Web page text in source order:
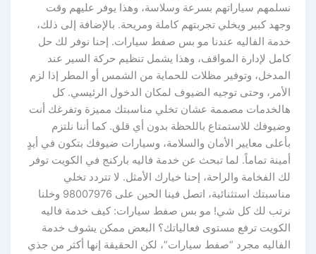
نسلمهم سياراتهم بسرعة وسلاسة، وهذا يوفر عليهم وقت
وجهد كبير ويخلي تجربتهم كاملة ومريحة. بالإضافة إلى ذلك،
خدمة الفاليه عندنا مو بس صفط سيارات. إحنا نوفر لك حل
كامل لإدارة المواقف، وهذا يشمل تنظيم حركة السير عند
المدخل، وتوفير مظلات للحماية من الشمس أو المطر إذا لزم
الأمر، وحتى توجيه الضيوف لمكان الدخول الرئيسي. كل
هالخدمات مصممة عشان تخلي مناسبتك مميزة وتفرغك أنت
وضيوفك للاستمتاع باللحظة بدون أي قلق. كما أننا نلتزم
بأعلى معايير الأمان والسلامة، وسيارات ضيوفك بتكون في أيدٍ
أمينة تماماً. لما تبحث عن خدمة فاليه باركنج في الكويت توفر
لك الفخامة والراحة، إحنا خيارك الأمثل. لا تتردد تخلي
مناسبتك استثنائية، اتصل فينا الحين على 98007976 وخلنا
نرتب لك كل شي! مو بس صفط سيارات: كيف خدمة فاليه
الكويت ترفع مستوى فعالياتك؟ البعض ممكن يشوف خدمة
الفاليه مجرد “صفط سيارات”، لكن الحقيقة إنها أكثر من جذي